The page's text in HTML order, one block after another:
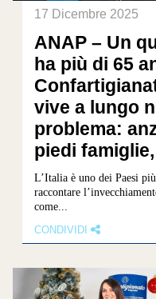
17 Dicembre 2025
ANAP – Un
ha più di 65
vive a lungo
problema:
piedi
L’Italia è uno dei Paesi
raccontare
come...
CONDIVIDI